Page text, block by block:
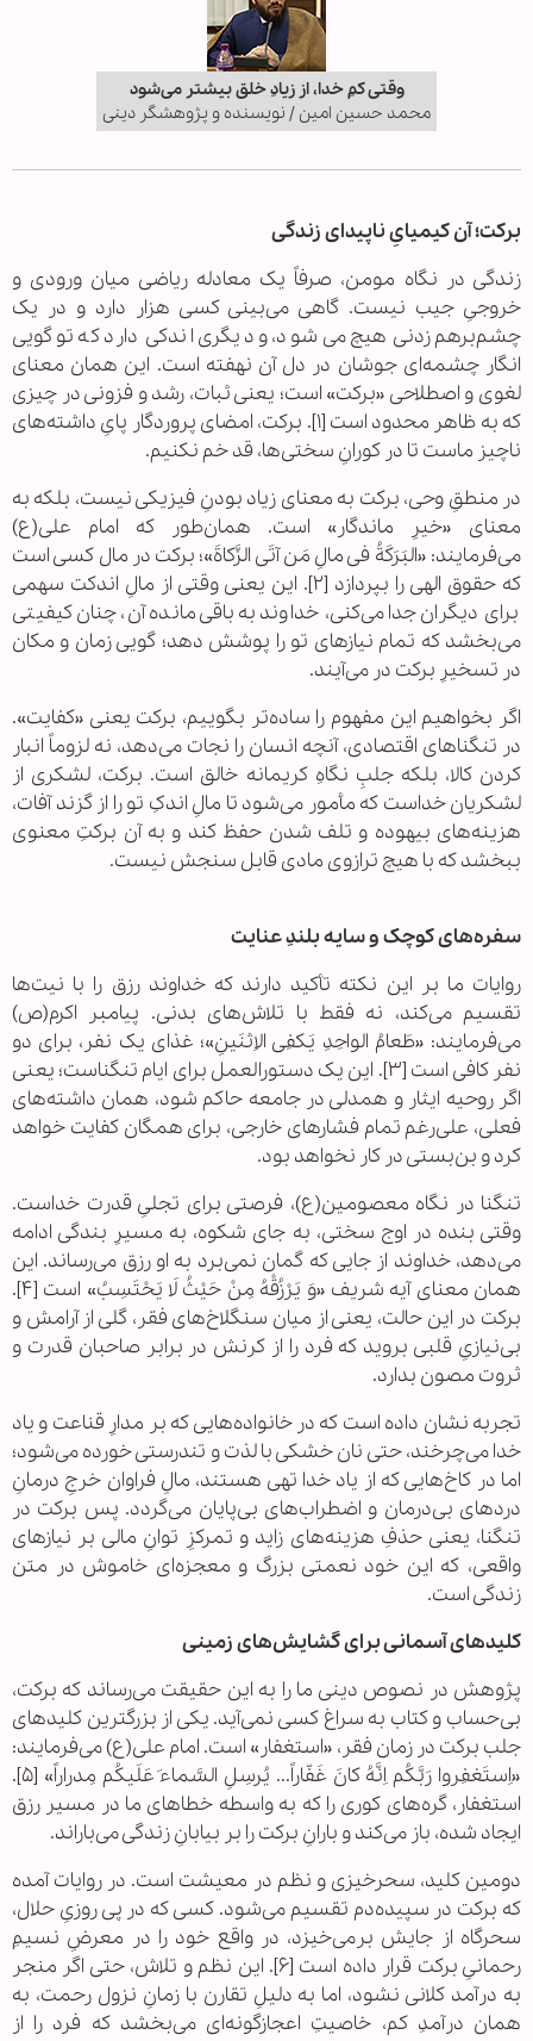
وقتی کمِ خدا، از زیادِ خلق بیشتر می‌شود
محمد حسین امین / نویسنده و پژوهشگر دینی
برکت؛ آن کیمیایِ ناپیدای زندگی
زندگی در نگاه مومن، صرفاً یک معادله ریاضی میان ورودی و
خروجیِ جیب نیست. گاهی می‌بینی کسی هزار دارد و در یک
چشم‌برهم‌زدنی هیچ می‌شود، و دیگری اندکی دارد که تو گویی
انگار چشمه‌ای جوشان در دل آن نهفته است. این همان معنای
لغوی و اصطلاحی «برکت» است؛ یعنی ثبات، رشد و فزونی در چیزی
که به ظاهر محدود است [۱]. برکت، امضای پروردگار پایِ داشته‌های
ناچیز ماست تا در کورانِ سختی‌ها، قد خم نکنیم.
در منطقِ وحی، برکت به معنای زیاد بودنِ فیزیکی نیست، بلکه به
معنای «خیرِ ماندگار» است. همان‌طور که امام علی(ع)
می‌فرمایند: «البَرَکَةُ فی مالِ مَن آتَی الزَّکاةَ»؛ برکت در مال کسی است
که حقوق الهی را بپردازد [۲]. این یعنی وقتی از مالِ اندکت سهمی
برای دیگران جدا می‌کنی، خداوند به باقی‌مانده آن، چنان کیفیتی
می‌بخشد که تمام نیازهای تو را پوشش دهد؛ گویی زمان و مکان
در تسخیرِ برکت در می‌آیند.
اگر بخواهیم این مفهوم را ساده‌تر بگوییم، برکت یعنی «کفایت».
در تنگناهای اقتصادی، آنچه انسان را نجات می‌دهد، نه لزوماً انبار
کردن کالا، بلکه جلبِ نگاهِ کریمانه خالق است. برکت، لشکری از
لشکریان خداست که مأمور می‌شود تا مالِ اندکِ تو را از گزند آفات،
هزینه‌های بیهوده و تلف شدن حفظ کند و به آن برکتِ معنوی
ببخشد که با هیچ ترازوی مادی قابل سنجش نیست.
سفره‌های کوچک و سایه بلندِ عنایت
روایات ما بر این نکته تأکید دارند که خداوند رزق را با نیت‌ها
تقسیم می‌کند، نه فقط با تلاش‌های بدنی. پیامبر اکرم(ص)
می‌فرمایند: «طَعامُ الواحِدِ یَکفِی الاِثنَینِ»؛ غذای یک نفر، برای دو
نفر کافی است [۳]. این یک دستورالعمل برای ایام تنگناست؛ یعنی
اگر روحیه ایثار و همدلی در جامعه حاکم شود، همان داشته‌های
فعلی، علی‌رغم تمام فشارهای خارجی، برای همگان کفایت خواهد
کرد و بن‌بستی در کار نخواهد بود.
تنگنا در نگاه معصومین(ع)، فرصتی برای تجلیِ قدرت خداست.
وقتی بنده در اوج سختی، به جای شکوه، به مسیرِ بندگی ادامه
می‌دهد، خداوند از جایی که گمان نمی‌برد به او رزق می‌رساند. این
همان معنای آیه شریف «وَ یَرْزُقْهُ مِنْ حَیْثُ لَا یَحْتَسِبُ» است [۴].
برکت در این حالت، یعنی از میان سنگلاخ‌های فقر، گلی از آرامش و
بی‌نیازیِ قلبی بروید که فرد را از کرنش در برابر صاحبان قدرت و
ثروت مصون بدارد.
تجربه نشان داده است که در خانواده‌هایی که بر مدارِ قناعت و یاد
خدا می‌چرخند، حتی نان خشکی با لذت و تندرستی خورده می‌شود؛
اما در کاخ‌هایی که از یاد خدا تهی هستند، مالِ فراوان خرجِ درمانِ
دردهای بی‌درمان و اضطراب‌های بی‌پایان می‌گردد. پس برکت در
تنگنا، یعنی حذفِ هزینه‌های زاید و تمرکزِ توانِ مالی بر نیازهای
واقعی، که این خود نعمتی بزرگ و معجزه‌ای خاموش در متن
زندگی است.
کلیدهای آسمانی برای گشایش‌های زمینی
پژوهش در نصوص دینی ما را به این حقیقت می‌رساند که برکت،
بی‌حساب و کتاب به سراغ کسی نمی‌آید. یکی از بزرگترین کلیدهای
جلب برکت در زمان فقر، «استغفار» است. امام علی(ع) می‌فرمایند:
«اِستَغفِروا رَبَّکُم اِنَّهُ کانَ غَفّاراً... یُرسِلِ السَّماءَ عَلَیکُم مِدراراً» [۵].
استغفار، گره‌های کوری را که به واسطه خطاهای ما در مسیر رزق
ایجاد شده، باز می‌کند و بارانِ برکت را بر بیابانِ زندگی می‌باراند.
دومین کلید، سحرخیزی و نظم در معیشت است. در روایات آمده
که برکت در سپیده‌دم تقسیم می‌شود. کسی که در پی روزیِ حلال،
سحرگاه از جایش برمی‌خیزد، در واقع خود را در معرضِ نسیمِ
رحمانیِ برکت قرار داده است [۶]. این نظم و تلاش، حتی اگر منجر
به درآمد کلانی نشود، اما به دلیلِ تقارن با زمانِ نزول رحمت، به
همان درآمدِ کم، خاصیتِ اعجازگونه‌ای می‌بخشد که فرد را از